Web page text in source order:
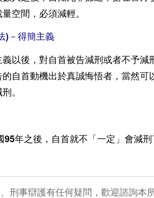
空間，必須減輕。
)－得簡主義
以後，對自首被告減刑或者不予
自首動機出於真誠悔悟者，當然可
。
95年之後，自首就不「一定」會減刑
刑事辯護有任何疑問，歡迎諮詢本